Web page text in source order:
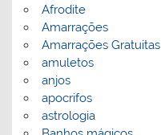
Afrodite
Amarrações
Amarrações Gratuitas
amuletos
anjos
apocrifos
astrologia